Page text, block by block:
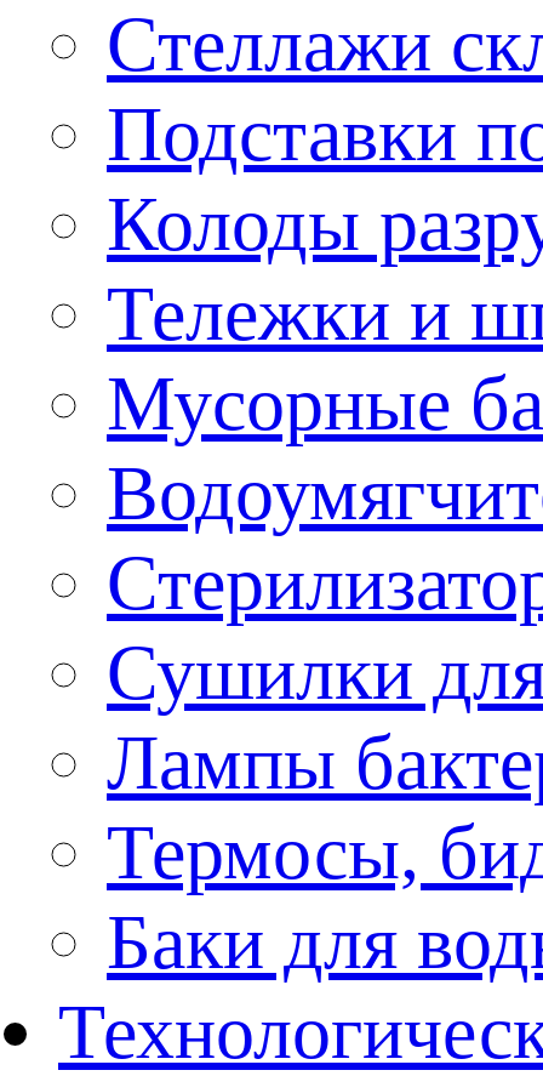
Стеллажи
Подставки
Колоды
Тележки и
Мусорные
Сушилки
Лампы
Термосы,
Баки для